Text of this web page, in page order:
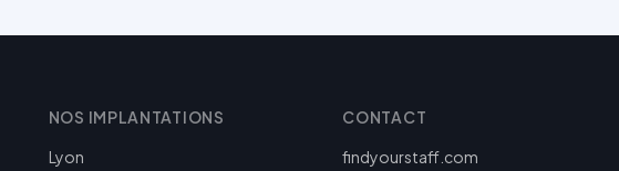
NOS IMPLANTATIONS
Lyon
CONTACT
findyourstaff.com